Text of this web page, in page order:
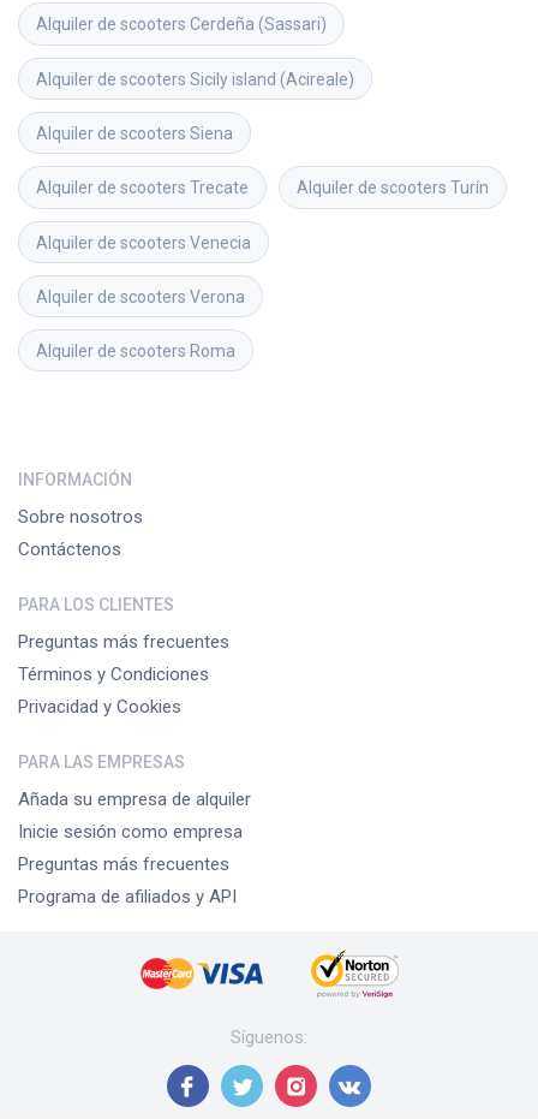
Alquiler de scooters Cerdeña (Sassari)
Alquiler de scooters Sicily island (Acireale)
Alquiler de scooters Siena
Alquiler de scooters Trecate Alquiler de scooters Turín
Alquiler de scooters Venecia
Alquiler de scooters Verona
Alquiler de scooters Roma
INFORMACIÓN
Sobre nosotros
Contáctenos
PARA LOS CLIENTES
Preguntas más frecuentes
Términos y Condiciones
Privacidad y Cookies
PARA LAS EMPRESAS
Añada su empresa de alquiler
Inicie sesión como empresa
Preguntas más frecuentes
Programa de afiliados y API
Síguenos: